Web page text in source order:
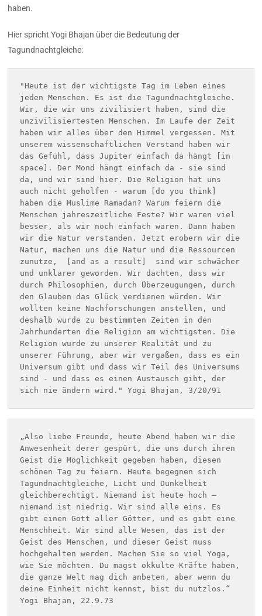
haben.
Hier spricht Yogi Bhajan über die Bedeutung der
Tagundnachtgleiche:
"Heute ist der wichtigste Tag im Leben eines
jeden Menschen. Es ist die Tagundnachtgleiche.
Wir, die wir uns zivilisiert haben, sind die
unzivilisiertesten Menschen. Im Laufe der Zeit
haben wir alles über den Himmel vergessen. Mit
unserem wissenschaftlichen Verstand haben wir
das Gefühl, dass Jupiter einfach da hängt [in
space]. Der Mond hängt einfach da - sie sind
da, und wir sind hier. Die Religion hat uns
auch nicht geholfen - warum [do you think]
haben die Muslime Ramadan? Warum feiern die
Menschen jahreszeitliche Feste? Wir waren viel
besser, als wir noch einfach waren. Dann haben
wir die Natur verstanden. Jetzt erobern wir die
Natur, machen uns die Natur und die Ressourcen
zunutze,  [and as a result]  sind wir schwächer
und unklarer geworden. Wir dachten, dass wir
durch Philosophien, durch Überzeugungen, durch
den Glauben das Glück verdienen würden. Wir
wollten keine Nachforschungen anstellen, und
deshalb wurde zu bestimmten Zeiten in den
Jahrhunderten die Religion am wichtigsten. Die
Religion wurde zu unserer Realität und zu
unserer Führung, aber wir vergaßen, dass es ein
Universum gibt und dass wir Teil des Universums
sind - und dass es einen Austausch gibt, der
sich nie ändern wird." Yogi Bhajan, 3/20/91
„Also liebe Freunde, heute Abend haben wir die
Anwesenheit derer gespürt, die uns durch ihren
Geist die Möglichkeit gegeben haben, diesen
schönen Tag zu feiern. Heute begegnen sich
Tagundnachtgleiche, Licht und Dunkelheit
gleichberechtigt. Niemand ist heute hoch —
niemand ist niedrig. Wir sind alle eins. Es
gibt einen Gott aller Götter, und es gibt eine
Menschheit. Wir sind alle Wesen, das ist der
Geist des Menschen, und dieser Geist muss
hochgehalten werden. Machen Sie so viel Yoga,
wie Sie möchten. Du magst okkulte Kräfte haben,
die ganze Welt mag dich anbeten, aber wenn du
deine Einheit nicht kennst, bist du nutzlos.“
Yogi Bhajan, 22.9.73